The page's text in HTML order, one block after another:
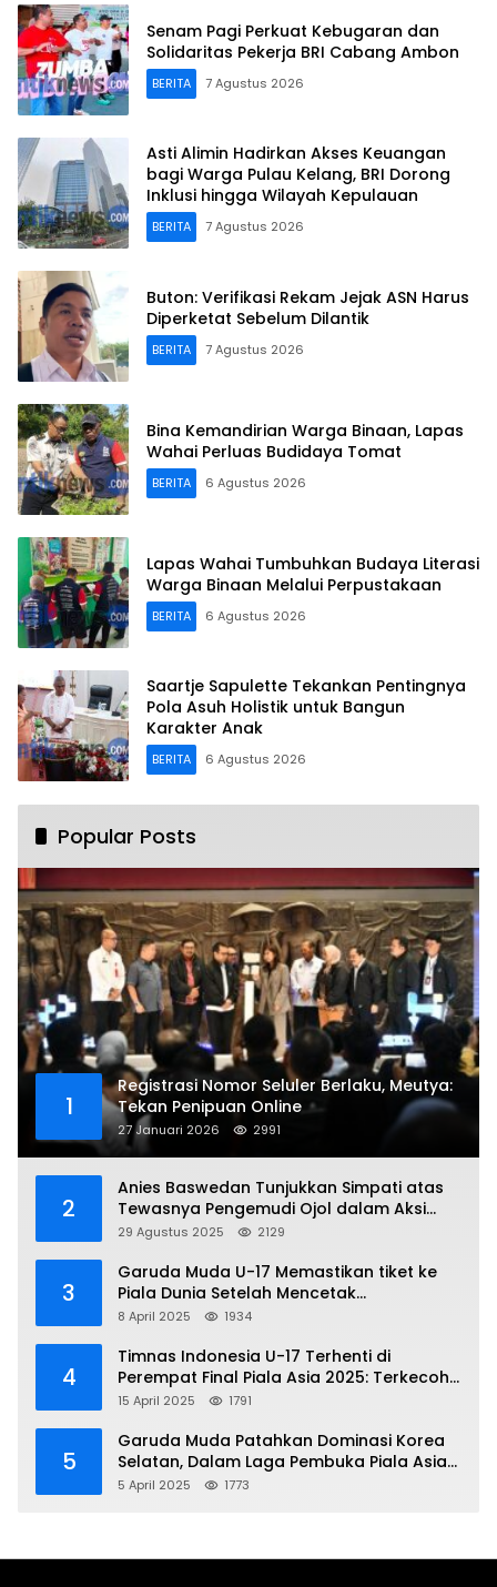
Senam Pagi Perkuat Kebugaran dan
Solidaritas Pekerja BRI Cabang Ambon
BERITA 7 Agustus 2026
Asti Alimin Hadirkan Akses Keuangan
bagi Warga Pulau Kelang, BRI Dorong
Inklusi hingga Wilayah Kepulauan
BERITA 7 Agustus 2026
Buton: Verifikasi Rekam Jejak ASN Harus
Diperketat Sebelum Dilantik
BERITA 7 Agustus 2026
Bina Kemandirian Warga Binaan, Lapas
Wahai Perluas Budidaya Tomat
BERITA 6 Agustus 2026
Lapas Wahai Tumbuhkan Budaya Literasi
Warga Binaan Melalui Perpustakaan
BERITA 6 Agustus 2026
Saartje Sapulette Tekankan Pentingnya
Pola Asuh Holistik untuk Bangun
Karakter Anak
BERITA 6 Agustus 2026
Popular Posts
1
Registrasi Nomor Seluler Berlaku, Meutya:
Tekan Penipuan Online
27 Januari 2026 2991
2
Anies Baswedan Tunjukkan Simpati atas
Tewasnya Pengemudi Ojol dalam Aksi
Demo
29 Agustus 2025 2129
3
Garuda Muda U-17 Memastikan tiket ke
Piala Dunia Setelah Mencetak
Kemenangan Gemilang atas Yaman 4-1 di
8 April 2025 1934
4
Timnas Indonesia U-17 Terhenti di
Perempat Final Piala Asia 2025: Terkecoh
Korea Utara
15 April 2025 1791
5
Garuda Muda Patahkan Dominasi Korea
Selatan, Dalam Laga Pembuka Piala Asia
2025 U-17
5 April 2025 1773